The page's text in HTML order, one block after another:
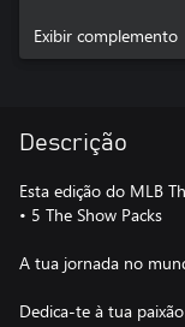
Exibir complemento
Descrição
Esta edição do MLB
• 5 The Show Packs
A tua jornada no
Dedica-te à tua